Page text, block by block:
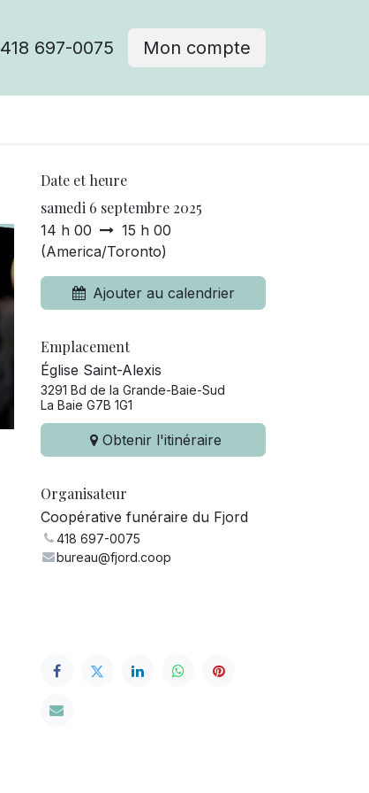
418 697-0075 Mon compte
Date et heure
samedi 6 septembre 2025
14 h 00
15 h 00
(America/Toronto)
Ajouter au calendrier
Emplacement
Église Saint-Alexis
3291 Bd de la Grande-Baie-Sud
La Baie G7B 1G1
Obtenir l'itinéraire
Organisateur
Coopérative funéraire du Fjord
418 697-0075
bureau@fjord.coop